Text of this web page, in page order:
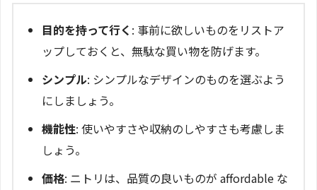
目的を持って行く : 事前に欲しいものをリストア
ップしておくと、無駄な買い物を防げます。
シンプル: シンプルなデザインのものを選ぶよう
にしましょう。
機能性: 使いやすさや収納のしやすさも考慮しま
しょう。
価格: ニトリは、品質の良いものが affordable な